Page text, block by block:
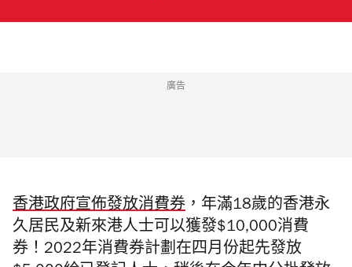
廣告
香港政府宣佈發放消費券 ，年滿18歲的香港永
久居民及新來港人士可以獲發$10,000消費
券！2022年消費券計劃在四月份起先發放